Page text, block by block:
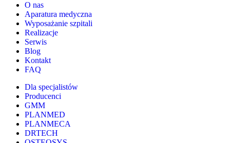
O nas
Aparatura medyczna
Wyposażanie szpitali
Realizacje
Serwis
Blog
Kontakt
FAQ
Dla specjalistów
Producenci
GMM
PLANMED
PLANMECA
DRTECH